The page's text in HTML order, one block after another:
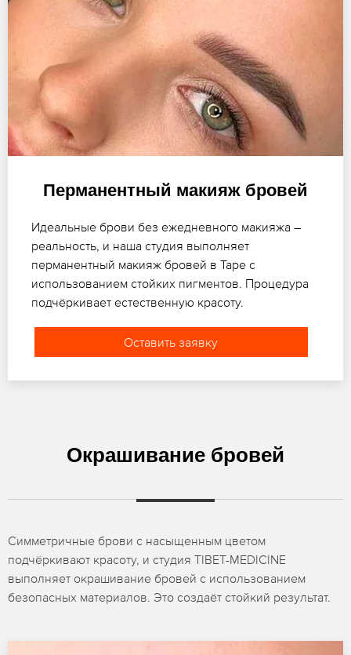
Перманентный макияж бровей
Идеальные брови без ежедневного макияжа –
реальность, и наша студия выполняет
перманентный макияж бровей в Таре с
использованием стойких пигментов. Процедура
подчёркивает естественную красоту.
Оставить заявку
Окрашивание бровей
Симметричные брови с насыщенным цветом
подчёркивают красоту, и студия TIBET-MEDICINE
выполняет окрашивание бровей с использованием
безопасных материалов. Это создаёт стойкий результат.